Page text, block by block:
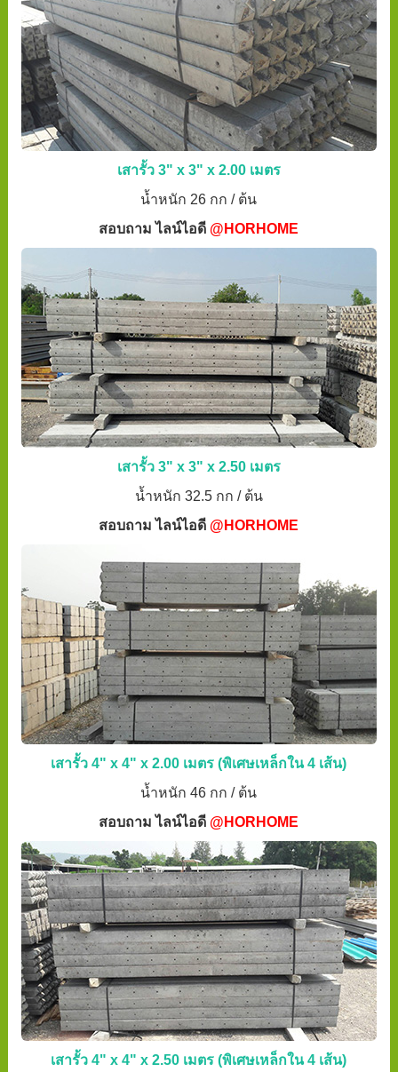
เสารั้ว 3" x 3" x 2.00 เมตร
น้ำหนัก 26 กก / ต้น
สอบถาม ไลน์ไอดี @HORHOME
เสารั้ว 3" x 3" x 2.50 เมตร
น้ำหนัก 32.5 กก / ต้น
สอบถาม ไลน์ไอดี @HORHOME
เสารั้ว 4" x 4" x 2.00 เมตร (พิเศษเหล็กใน 4 เส้น)
น้ำหนัก 46 กก / ต้น
สอบถาม ไลน์ไอดี @HORHOME
เสารั้ว 4" x 4" x 2.50 เมตร (พิเศษเหล็กใน 4 เส้น)